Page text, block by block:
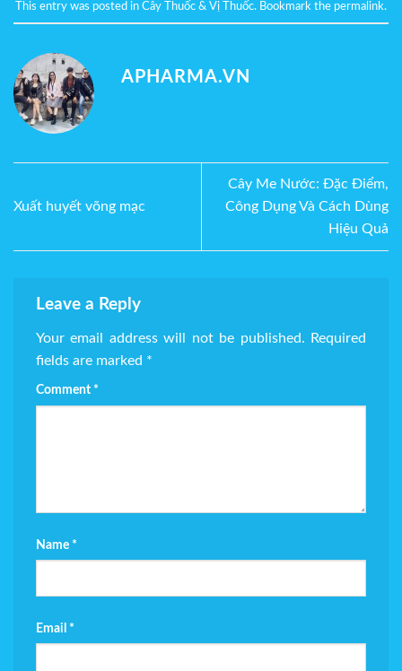
This entry was posted in Cây Thuốc & Vị Thuốc. Bookmark the permalink.
APHARMA.VN
Xuất huyết võng mạc
Cây Me Nước: Đặc Điểm,
Công Dụng Và Cách Dùng
Hiệu Quả
Leave a Reply
Your email address will not be published.
Required
fields are marked *
Comment *
Name *
Email *